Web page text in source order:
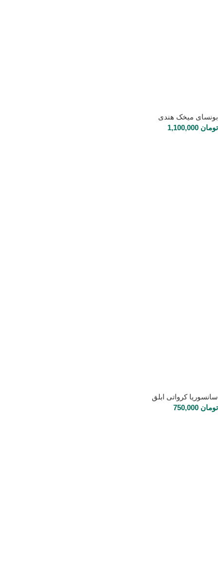
بونسای میخک هندی
تومان
سانسوریا کرواتی ابلق
تومان